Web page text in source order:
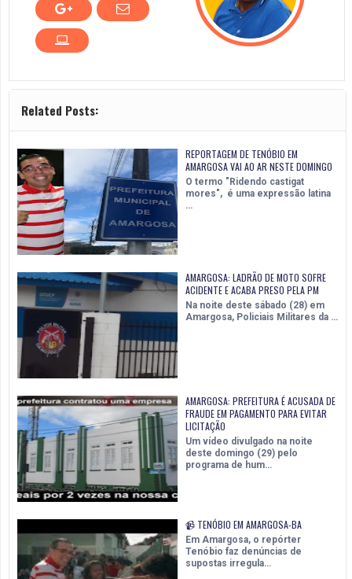
Related Posts:
REPORTAGEM DE TENÓBIO EM
AMARGOSA VAI AO AR NESTE DOMINGO
O termo "Ridendo castigat
mores", é uma expressão latina
…
AMARGOSA: LADRÃO DE MOTO SOFRE
ACIDENTE E ACABA PRESO PELA PM
Na noite deste sábado (28) em
Amargosa, Policiais Militares da …
AMARGOSA: PREFEITURA É ACUSADA DE
FRAUDE EM PAGAMENTO PARA EVITAR
LICITAÇÃO
Um vídeo divulgado na noite
deste domingo (29) pelo
programa de hum…
📹 TENÓBIO EM AMARGOSA-BA
Em Amargosa, o repórter
Tenóbio faz denúncias de
supostas irregula…